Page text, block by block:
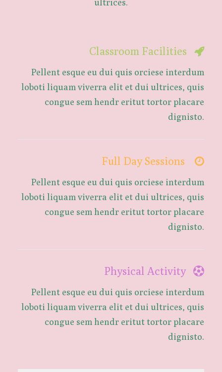
ultrices.
Classroom Facilities
Pellent esque eu dui quis orciese interdum
loboti liquam viverra elit et dui ultrices, quis
congue sem hendr eritut tortor placare
dignisto.
Full Day Sessions
Pellent esque eu dui quis orciese interdum
loboti liquam viverra elit et dui ultrices, quis
congue sem hendr eritut tortor placare
dignisto.
Physical Activity
Pellent esque eu dui quis orciese interdum
loboti liquam viverra elit et dui ultrices, quis
congue sem hendr eritut tortor placare
dignisto.